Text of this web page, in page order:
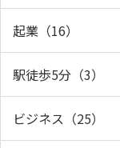
起業（16）
駅徒歩5分（3）
ビジネス（25）